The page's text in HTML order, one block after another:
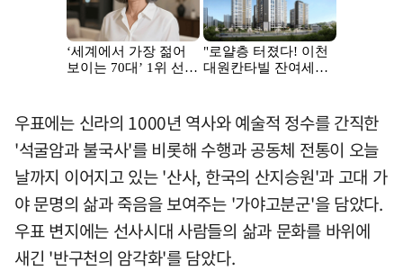
우표에는 신라의 1000년 역사와 예술적 정수를 간직한
'석굴암과 불국사'를 비롯해 수행과 공동체 전통이 오늘
날까지 이어지고 있는 '산사, 한국의 산지승원'과 고대 가
야 문명의 삶과 죽음을 보여주는 '가야고분군'을 담았다.
우표 변지에는 선사시대 사람들의 삶과 문화를 바위에
새긴 '반구천의 암각화'를 담았다.